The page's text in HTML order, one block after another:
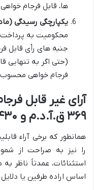
ها، قابل فرجام
یکپارچگی رسیدگی (ماده ۴۲۹
محکومیت به پرداخت
جنبه های رأی قابل
(حتی اگر به تنهایی
فرجام خواهی
آرای غیر قابل
۳۶۹ ق.آ.د.م و ۴۳۰ ق.آ.د.ک)
همانطور که برخی آراء
را نیز به صراحت از
استثنائات، عمدتاً ناظر
اساس اراده طرفین یا